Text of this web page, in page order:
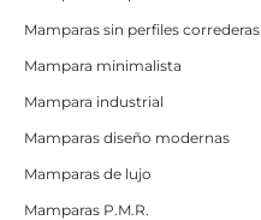
Mamparas sin perfiles correderas
Mampara minimalista
Mampara industrial
Mamparas diseño modernas
Mamparas de lujo
Mamparas P.M.R.